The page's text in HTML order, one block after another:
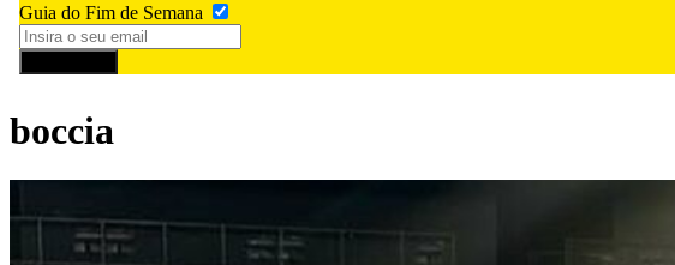
Guia do Fim de Semana
boccia